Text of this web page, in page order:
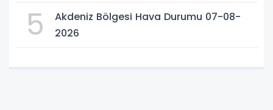
5
Akdeniz Bölgesi Hava Durumu 07-08-
2026